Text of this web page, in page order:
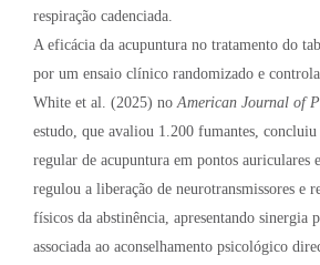
respiração cadenciada
A eficácia da acupuntura no tratamento do
por um ensaio clínico randomizado e
White et al. (2025) no American Journal of
estudo, que avaliou 1.200 fumantes, concluiu
regular de acupuntura em pontos auriculares
regulou a liberação de neurotransmissores e
físicos da abstinência, apresentando sinergia
associada ao aconselhamento psicológico